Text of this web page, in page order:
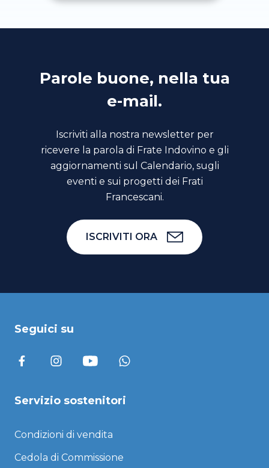
Parole buone, nella tua
e-mail.
Iscriviti alla nostra newsletter per
ricevere la parola di Frate Indovino e gli
aggiornamenti sul Calendario, sugli
eventi e sui progetti dei Frati
Francescani.
ISCRIVITI ORA
Seguici su
Servizio sostenitori
Condizioni di vendita
Cedola di Commissione